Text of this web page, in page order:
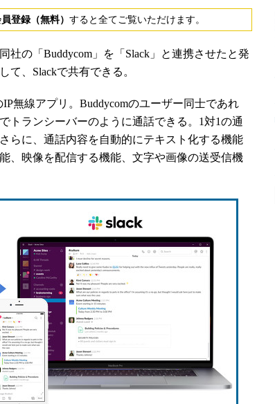
ブログ
登録（無料） すると全てご覧いただけます。
の「Buddycom」を「Slack」と連携させたと発
て、Slackで共有できる。
無線アプリ。Buddycomのユーザー同士であれ
トランシーバーのように通話できる。1対1の通
らに、通話内容を自動的にテキスト化する機能
、映像を配信する機能、文字や画像の送受信機